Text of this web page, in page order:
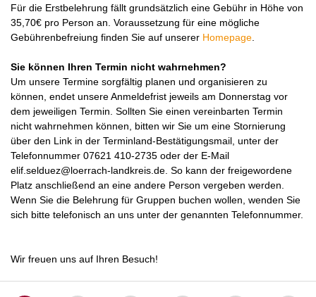
Für die Erstbelehrung fällt grundsätzlich eine Gebühr in Höhe von
35,70€ pro Person an. Voraussetzung für eine mögliche
Gebührenbefreiung finden Sie auf unserer Homepage
Sie können Ihren Termin nicht wahrnehmen?
Um unsere Termine sorgfältig planen und organisieren zu
können, endet unsere Anmeldefrist jeweils am Donnerstag vor
dem jeweiligen Termin. Sollten Sie einen vereinbarten Termin
nicht wahrnehmen können, bitten wir Sie um eine Stornierung
über den Link in der Terminland-Bestätigungsmail, unter der
Telefonnummer 07621 410-2735 oder der E-Mail
elif.selduez@loerrach-landkreis.de. So kann der freigewordene
Platz anschließend an eine andere Person vergeben werden.
Wenn Sie die Belehrung für Gruppen buchen wollen, wenden Sie
sich bitte telefonisch an uns unter der genannten Telefonnummer.
Wir freuen uns auf Ihren Besuch!